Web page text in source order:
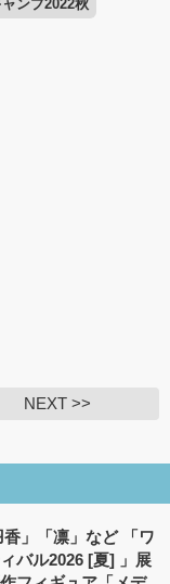
ンプ2022秋
NEXT >>
香」「凛」など 「ワ
バル2026 [夏] 」展